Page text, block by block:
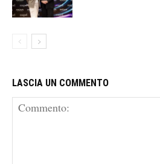
LASCIA UN COMMENTO